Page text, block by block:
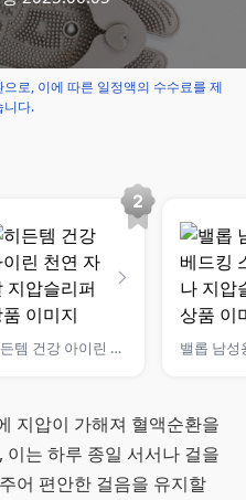
로, 이에 따른 일정액의 수수료를 제
니다.
히든템 건강 아이린 천연 자갈 지압슬리퍼
지압이 가해져 혈액순환을
는 하루 종일 서서나 걸을
어 편안한 걸음을 유지할